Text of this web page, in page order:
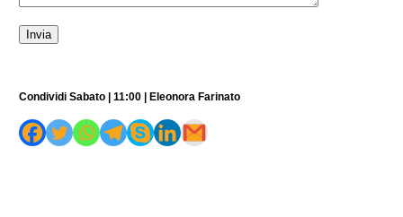
Condividi Sabato | 11:00 | Eleonora Farinato